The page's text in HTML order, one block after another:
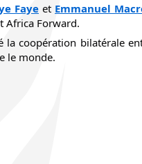
Faye et Emmanuel
Africa Forward.
la coopération bilatérale
le monde.